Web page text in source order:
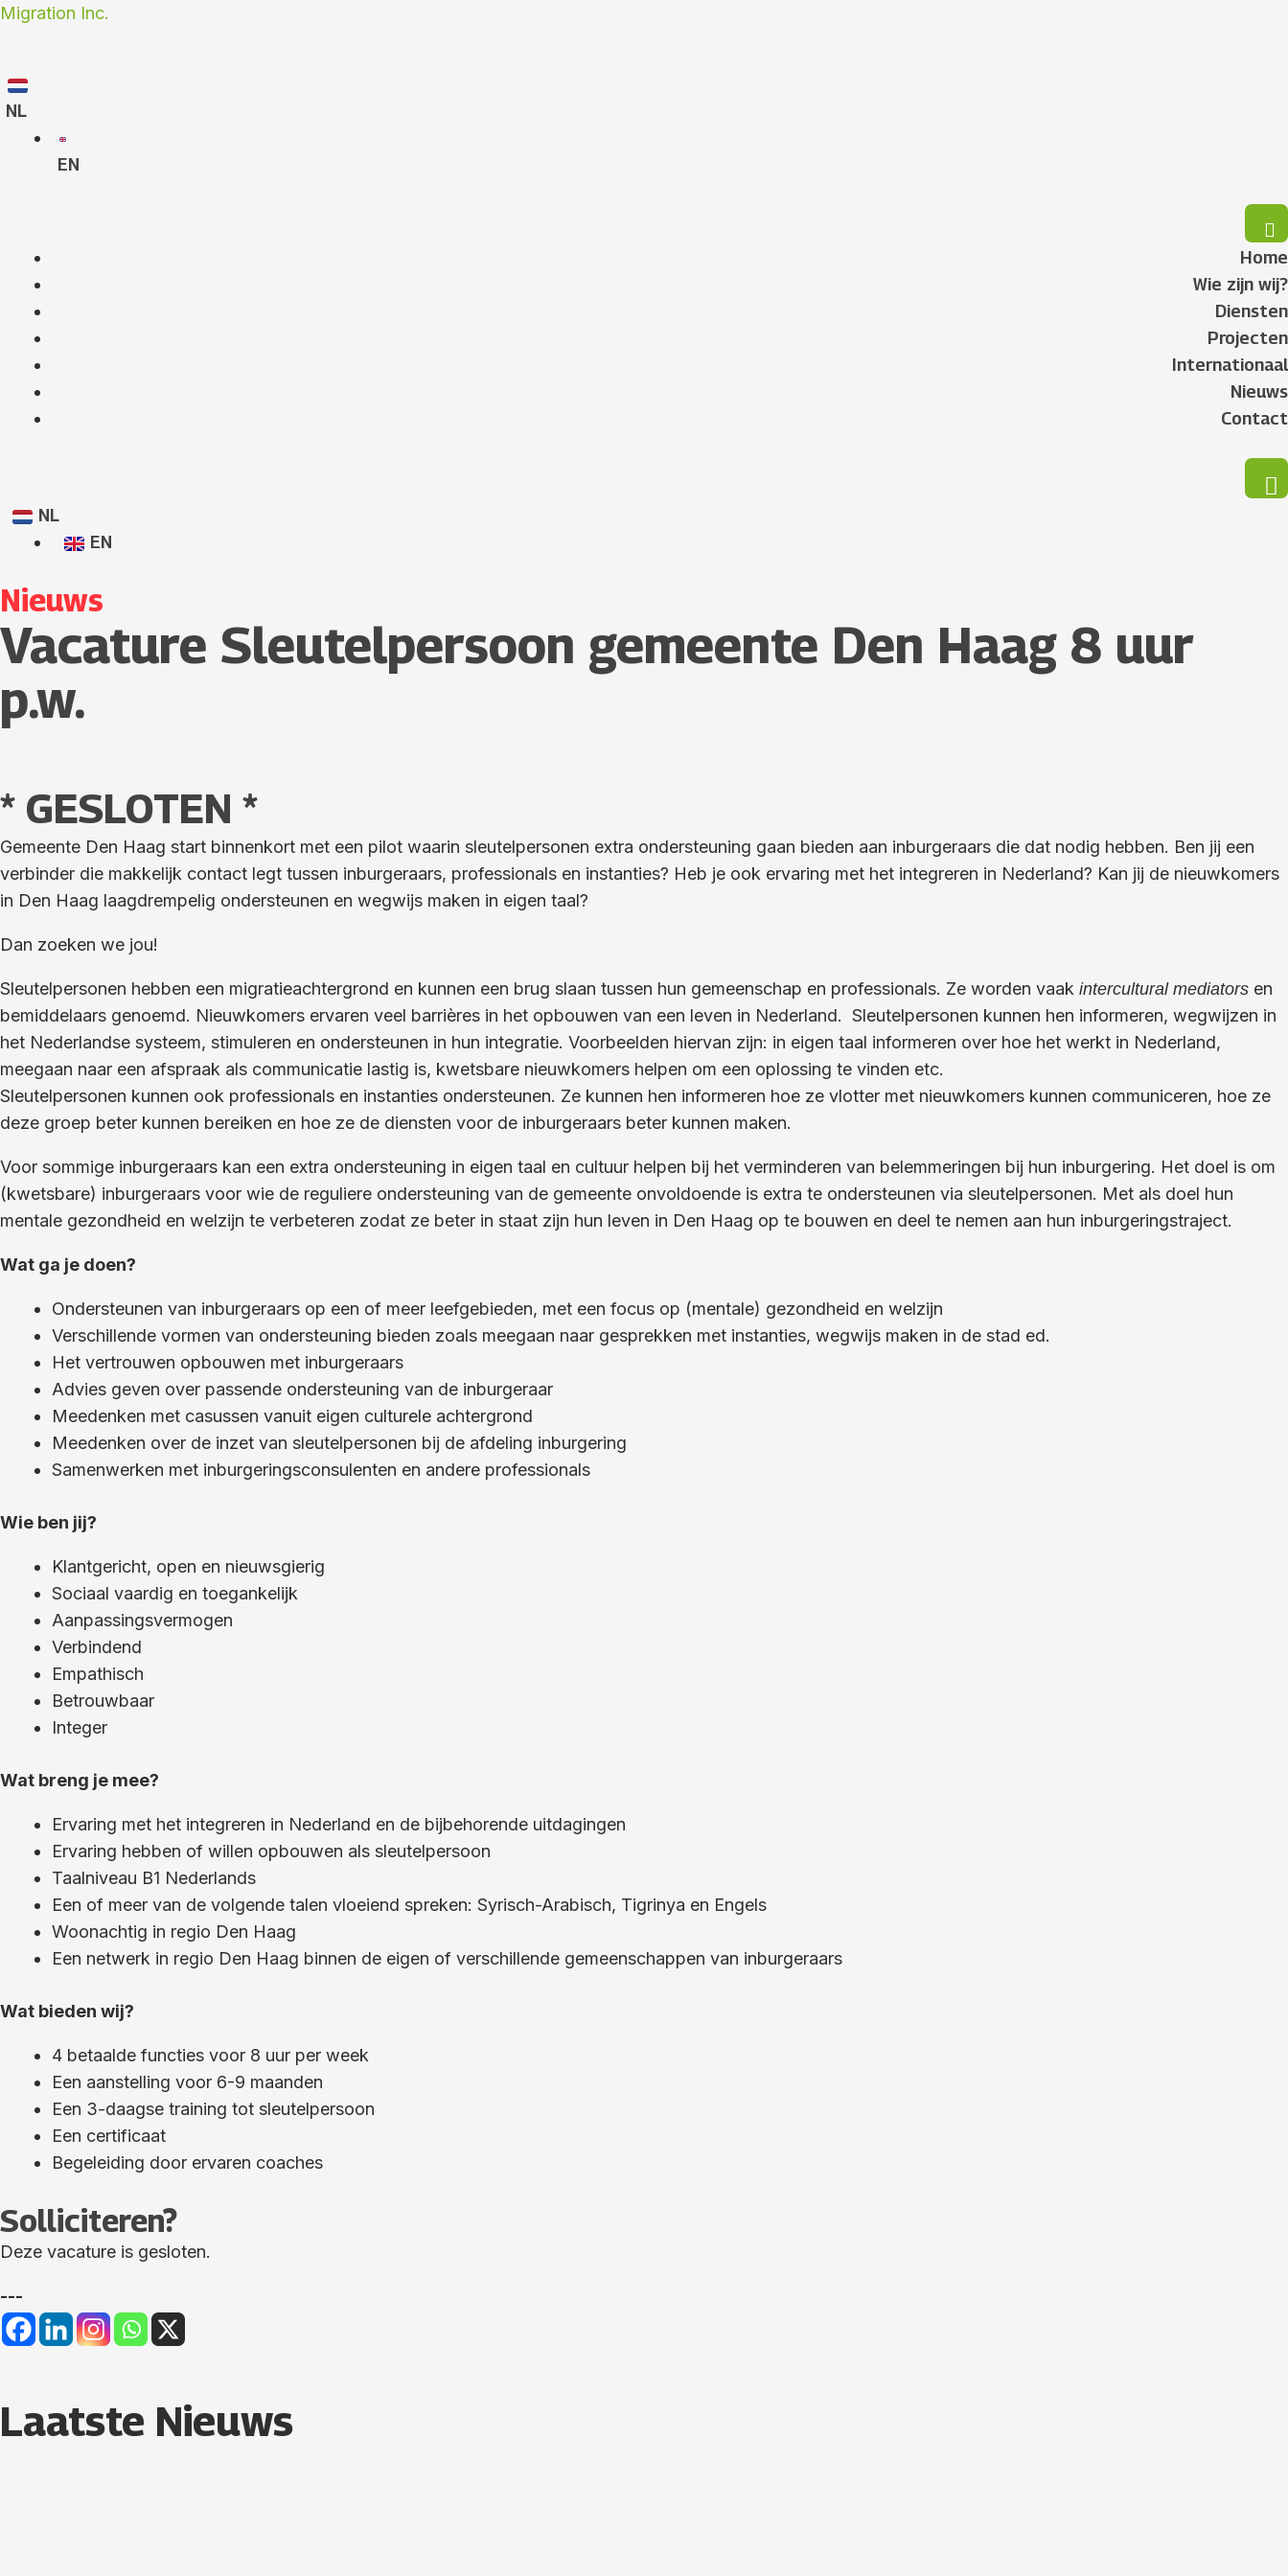
Ga
inhoud
Migration Inc.
NL
EN
Home
Wie zijn wij?
Diensten
Projecten
Internationaal
Nieuws
Contact
NL
EN
Nieuws
Vacature Sleutelpersoon gemeente Den Haag 8 uur
p.w.
* GESLOTEN *
Gemeente Den Haag start binnenkort met een pilot waarin sleutelpersonen extra ondersteuning gaan bieden aan inburgeraars die dat nodig hebben. Ben jij een
verbinder die makkelijk contact legt tussen inburgeraars, professionals en instanties? Heb je ook ervaring met het integreren in Nederland? Kan jij de nieuwkomers
in Den Haag laagdrempelig ondersteunen en wegwijs maken in eigen taal?
Dan zoeken we jou!
Sleutelpersonen hebben een migratieachtergrond en kunnen een brug slaan tussen hun gemeenschap en professionals. Ze worden vaak intercultural mediators en
bemiddelaars genoemd. Nieuwkomers ervaren veel barrières in het opbouwen van een leven in Nederland. Sleutelpersonen kunnen hen informeren, wegwijzen in
het Nederlandse systeem, stimuleren en ondersteunen in hun integratie. Voorbeelden hiervan zijn: in eigen taal informeren over hoe het werkt in Nederland,
meegaan naar een afspraak als communicatie lastig is, kwetsbare nieuwkomers helpen om een oplossing te vinden etc.
Sleutelpersonen kunnen ook professionals en instanties ondersteunen. Ze kunnen hen informeren hoe ze vlotter met nieuwkomers kunnen communiceren, hoe ze
deze groep beter kunnen bereiken en hoe ze de diensten voor de inburgeraars beter kunnen maken.
Voor sommige inburgeraars kan een extra ondersteuning in eigen taal en cultuur helpen bij het verminderen van belemmeringen bij hun inburgering. Het doel is om
(kwetsbare) inburgeraars voor wie de reguliere ondersteuning van de gemeente onvoldoende is extra te ondersteunen via sleutelpersonen. Met als doel hun
mentale gezondheid en welzijn te verbeteren zodat ze beter in staat zijn hun leven in Den Haag op te bouwen en deel te nemen aan hun inburgeringstraject.
Wat ga je doen?
Ondersteunen van inburgeraars op een of meer leefgebieden, met een focus op (mentale) gezondheid en welzijn
Verschillende vormen van ondersteuning bieden zoals meegaan naar gesprekken met instanties, wegwijs maken in de stad ed.
Het vertrouwen opbouwen met inburgeraars
Advies geven over passende ondersteuning van de inburgeraar
Meedenken met casussen vanuit eigen culturele achtergrond
Meedenken over de inzet van sleutelpersonen bij de afdeling inburgering
Samenwerken met inburgeringsconsulenten en andere professionals
Wie ben jij?
Klantgericht, open en nieuwsgierig
Sociaal vaardig en toegankelijk
Aanpassingsvermogen
Verbindend
Empathisch
Betrouwbaar
Integer
Wat breng je mee?
Ervaring met het integreren in Nederland en de bijbehorende uitdagingen
Ervaring hebben of willen opbouwen als sleutelpersoon
Taalniveau B1 Nederlands
Een of meer van de volgende talen vloeiend spreken: Syrisch-Arabisch, Tigrinya en Engels
Woonachtig in regio Den Haag
Een netwerk in regio Den Haag binnen de eigen of verschillende gemeenschappen van inburgeraars
Wat bieden wij?
4 betaalde functies voor 8 uur per week
Een aanstelling voor 6-9 maanden
Een 3-daagse training tot sleutelpersoon
Een certificaat
Begeleiding door ervaren coaches
Solliciteren?
Deze vacature is gesloten.
---
Laatste Nieuws​